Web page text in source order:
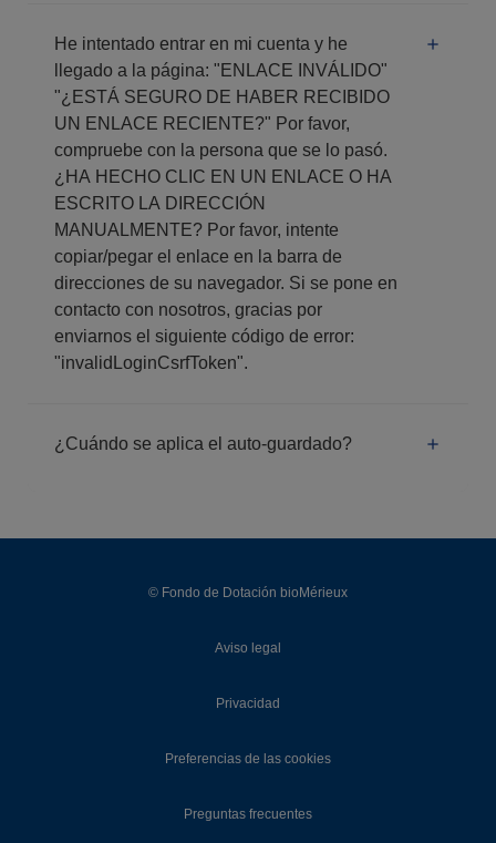
He intentado entrar en mi cuenta y he
llegado a la página: "ENLACE INVÁLIDO"
"¿ESTÁ SEGURO DE HABER RECIBIDO
UN ENLACE RECIENTE?" Por favor,
compruebe con la persona que se lo pasó.
¿HA HECHO CLIC EN UN ENLACE O HA
ESCRITO LA DIRECCIÓN
MANUALMENTE? Por favor, intente
copiar/pegar el enlace en la barra de
direcciones de su navegador. Si se pone en
contacto con nosotros, gracias por
enviarnos el siguiente código de error:
"invalidLoginCsrfToken".
¿Cuándo se aplica el auto-guardado?
© Fondo de Dotación bioMérieux
Aviso legal
Privacidad
Preferencias de las cookies
Preguntas frecuentes